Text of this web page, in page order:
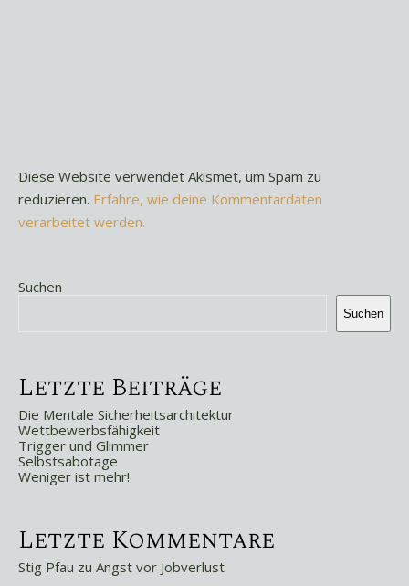
Diese Website verwendet Akismet, um Spam zu
reduzieren. Erfahre, wie deine Kommentardaten
verarbeitet werden.
Suchen
Suchen
Letzte Beiträge
Die Mentale Sicherheitsarchitektur
Wettbewerbsfähigkeit
Trigger und Glimmer
Selbstsabotage
Weniger ist mehr!
Letzte Kommentare
Stig Pfau zu Angst vor Jobverlust